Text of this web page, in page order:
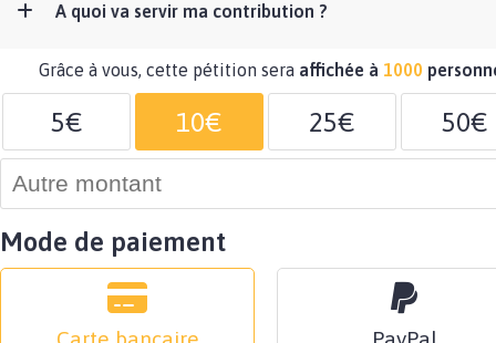
A quoi va servir ma contribution ?
Grâce à vous, cette pétition sera affichée à 1000
5€ 10€ 25€ 50€
Mode de paiement